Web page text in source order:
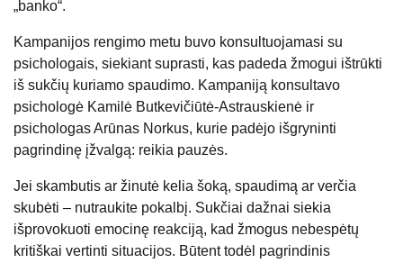
„banko“.
Kampanijos rengimo metu buvo konsultuojamasi su
psichologais, siekiant suprasti, kas padeda žmogui ištrūkti
iš sukčių kuriamo spaudimo. Kampaniją konsultavo
psichologė Kamilė Butkevičiūtė-Astrauskienė ir
psichologas Arūnas Norkus, kurie padėjo išgryninti
pagrindinę įžvalgą: reikia pauzės.
Jei skambutis ar žinutė kelia šoką, spaudimą ar verčia
skubėti – nutraukite pokalbį. Sukčiai dažnai siekia
išprovokuoti emocinę reakciją, kad žmogus nebespėtų
kritiškai vertinti situacijos. Būtent todėl pagrindinis